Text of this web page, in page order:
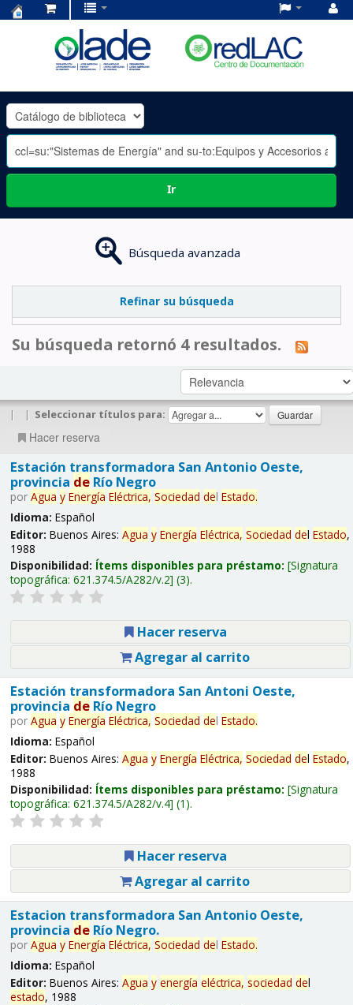
OLADE
-
Ir
Búsqueda avanzada
Refinar su búsqueda
Su búsqueda retornó 4 resultados.
| | Seleccionar títulos para:
Hacer reserva
Estación transformadora San Antonio Oeste,
provincia deRío Negro
por Agua y Energía Eléctrica, Sociedad del Estado.
Idioma: Español
Editor: Buenos Aires: Agua y Energía Eléctrica, Sociedad del Estado,
1988
Disponibilidad: Ítems disponibles para préstamo: Signatura
topográfica: 621.374.5/A282/v.2 (3).
Hacer reserva
Agregar al carrito
Estación transformadora San Antoni Oeste,
provincia deRío Negro
por Agua y Energía Eléctrica, Sociedad del Estado.
Idioma: Español
Editor: Buenos Aires: Agua y Energía Eléctrica, Sociedad del Estado,
1988
Disponibilidad: Ítems disponibles para préstamo: Signatura
topográfica: 621.374.5/A282/v.4 (1).
Hacer reserva
Agregar al carrito
Estacion transformadora San Antonio Oeste,
provincia deRío Negro.
por Agua y Energía Eléctrica, Sociedad del Estado.
Idioma: Español
Editor: Buenos Aires: Agua y energía eléctrica, sociedad del
estado, 1988